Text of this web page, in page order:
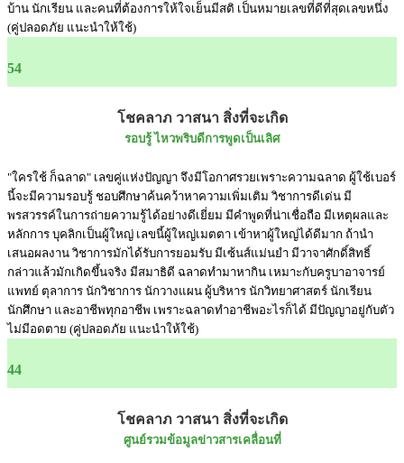
บ้าน นักเรียน และคนที่ต้องการให้ใจเย็นมีสติ เป็นหมายเลขที่ดีที่สุดเลขหนึ่ง
(คู่ปลอดภัย แนะนำให้ใช้)
54
โชคลาภ วาสนา สิ่งที่จะเกิด
รอบรู้ ไหวพริบดีการพูดเป็นเลิศ
"ใครใช้ ก็ฉลาด" เลขคู่แห่งปัญญา จึงมีโอกาศรวยเพราะความฉลาด ผู้ใช้เบอร์
นี้จะมีความรอบรู้ ชอบศึกษาค้นคว้าหาความเพิ่มเติม วิชาการดีเด่น มี
พรสวรรค์ในการถ่ายความรู้ได้อย่างดีเยี่ยม มีคำพูดที่น่าเชื่อถือ มีเหตุผลและ
หลักการ บุคลิกเป็นผู้ใหญ่ เลขนี้ผู้ใหญ่เมตตา เข้าหาผู้ใหญ่ได้ดีมาก ถ้านำ
เสนอผลงาน วิชาการมักได้รับการยอมรับ มีเซ้นส์แม่นยำ มีวาจาศักดิ์สิทธิ์
กล่าวแล้วมักเกิดขึ้นจริง มีสมาธิดี ฉลาดทำมาหากิน เหมาะกับครูบาอาจารย์
แพทย์ ตุลาการ นักวิชาการ นักวางแผน ผู้บริหาร นักวิทยาศาสตร์ นักเรียน
นักศึกษา และอาชีพทุกอาชีพ เพราะฉลาดทำอาชีพอะไรก็ได้ มีปัญญาอยู่กับตัว
ไม่มีอดตาย (คู่ปลอดภัย แนะนำให้ใช้)
44
โชคลาภ วาสนา สิ่งที่จะเกิด
ศูนย์รวมข้อมูลข่าวสารเคลื่อนที่